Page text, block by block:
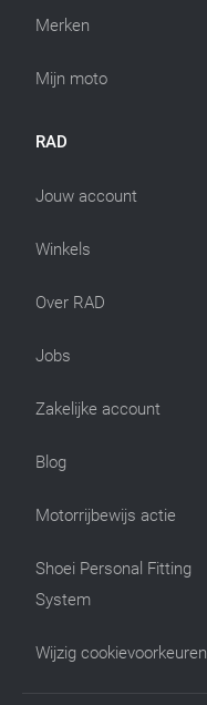
Merken
Mijn moto
RAD
Jouw account
Winkels
Over RAD
Jobs
Zakelijke account
Blog
Motorrijbewijs actie
Shoei Personal Fitting
System
Wijzig cookievoorkeuren